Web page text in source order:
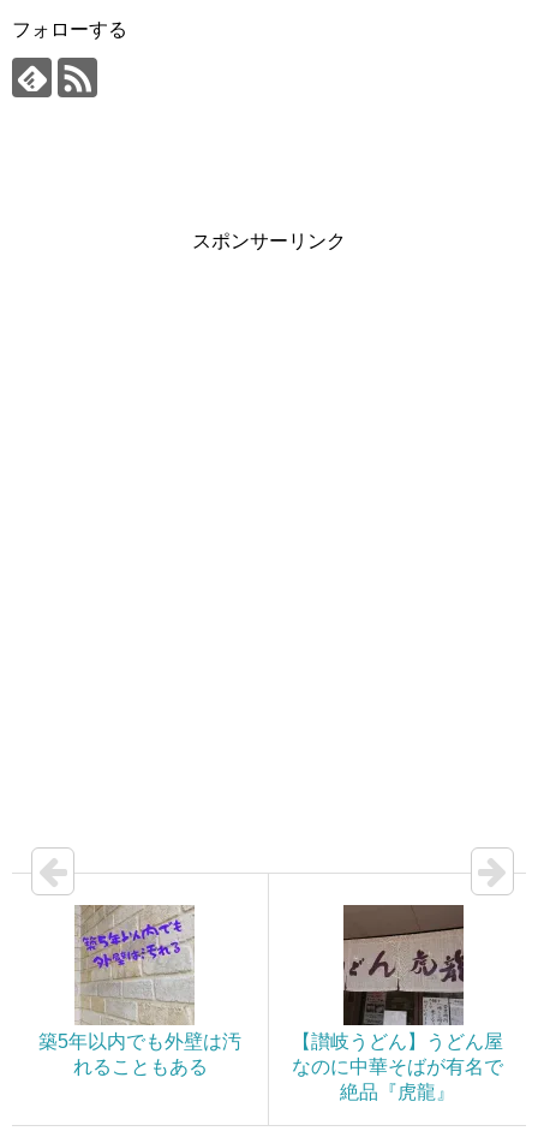
フォローする
スポンサーリンク
築5年以内でも外壁は汚
れることもある
【讃岐うどん】うどん屋
なのに中華そばが有名で
絶品『虎龍』